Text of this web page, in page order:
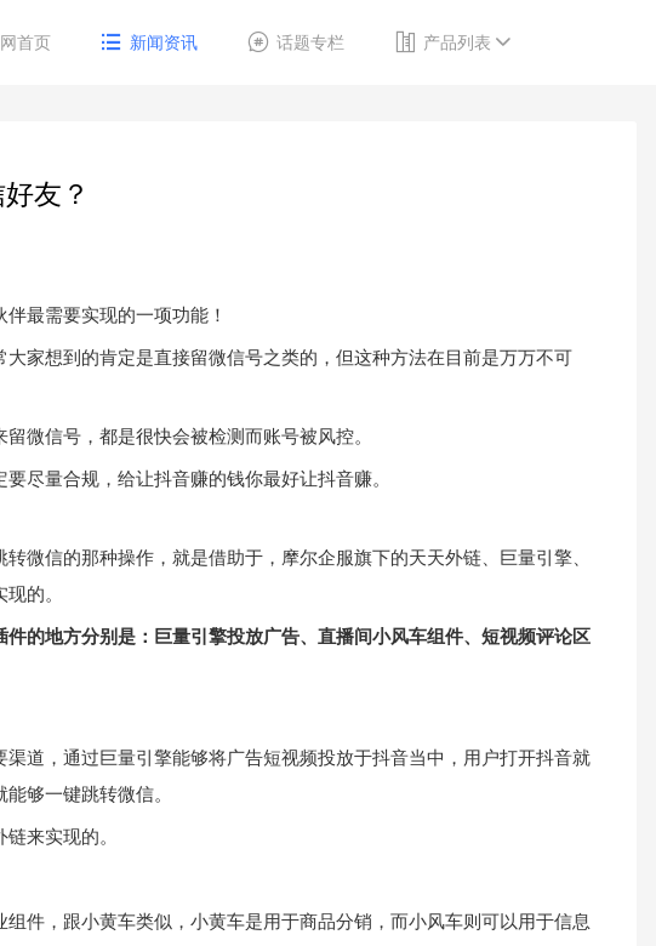
首页 新闻资讯 话题专栏 产品列表
友？
最需要实现的一项功能！
家想到的肯定是直接留微信号之类的，但这种方法在目前是万万不可
微信号，都是很快会被检测而账号被风控。
尽量合规，给让抖音赚的钱你最好让抖音赚。
微信的那种操作，就是借助于，摩尔企服旗下的天天外链、巨量引擎、
的。
件的地方分别是：巨量引擎投放广告、直播间小风车组件、短视频评论区
道，通过巨量引擎能够将广告短视频投放于抖音当中，用户打开抖音就
够一键跳转微信。
来实现的。
件，跟小黄车类似，小黄车是用于商品分销，而小风车则可以用于信息